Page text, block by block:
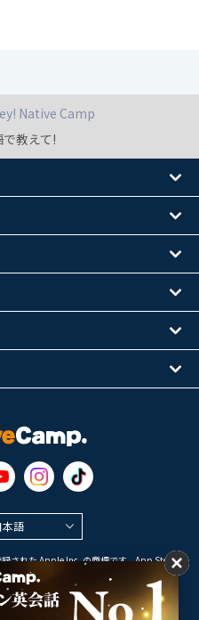
Native Camp
教えて!
本語
された Apple Inc. の商標です。App Store は
スマークです。
LLC の商標です。